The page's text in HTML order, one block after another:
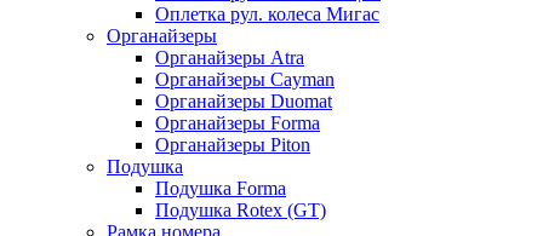
Оплетка рул. колеса Мигас
Органайзеры
Органайзеры Atra
Органайзеры Cayman
Органайзеры Duomat
Органайзеры Forma
Органайзеры Piton
Подушка
Подушка Forma
Подушка Rotex (GT)
Рамка номера